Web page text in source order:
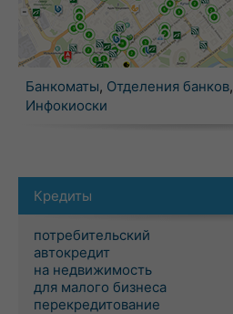
Банкоматы, Отделения банков,
Инфокиоски
Кредиты
потребительский
автокредит
на недвижимость
для малого бизнеса
перекредитование